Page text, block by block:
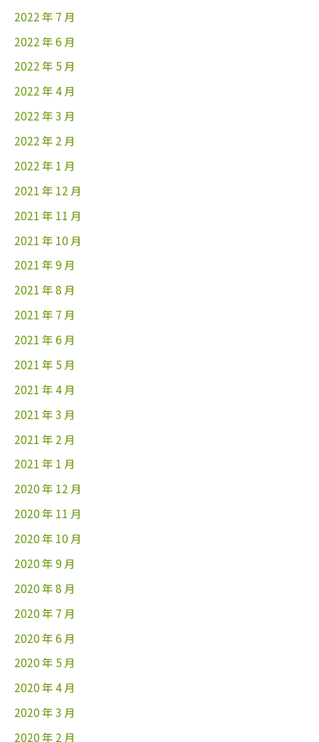
2022 年 7 月
2022 年 6 月
2022 年 5 月
2022 年 4 月
2022 年 3 月
2022 年 2 月
2022 年 1 月
2021 年 12 月
2021 年 11 月
2021 年 10 月
2021 年 9 月
2021 年 8 月
2021 年 7 月
2021 年 6 月
2021 年 5 月
2021 年 4 月
2021 年 3 月
2021 年 2 月
2021 年 1 月
2020 年 12 月
2020 年 11 月
2020 年 10 月
2020 年 9 月
2020 年 8 月
2020 年 7 月
2020 年 6 月
2020 年 5 月
2020 年 4 月
2020 年 3 月
2020 年 2 月